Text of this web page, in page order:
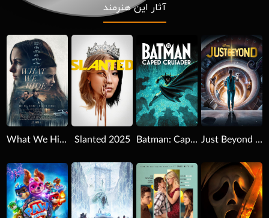
آثار این هنرمند
Download
Just Beyond 2021
Download
Batman: Caped Crusader 2024
Download
Slanted 2025
What We Hide 2025
Download
Download
Download